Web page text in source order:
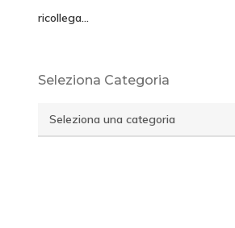
ricollega…
Seleziona Categoria
Seleziona
Categoria